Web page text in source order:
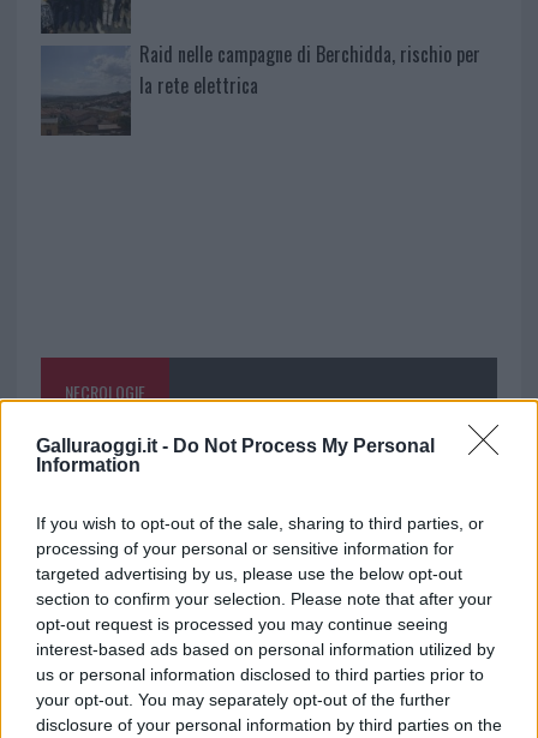
Galluraoggi.it - Do Not Process My Personal
Information
If you wish to opt-out of the sale, sharing to third parties, or
processing of your personal or sensitive information for
targeted advertising by us, please use the below opt-out
section to confirm your selection. Please note that after your
opt-out request is processed you may continue seeing
interest-based ads based on personal information utilized by
us or personal information disclosed to third parties prior to
your opt-out. You may separately opt-out of the further
disclosure of your personal information by third parties on the
Raid nelle campagne di Berchidda, rischio per
la rete elettrica
NECROLOGIE
Mario Malu
Paolo Pinna
Martina Agostina Diturco